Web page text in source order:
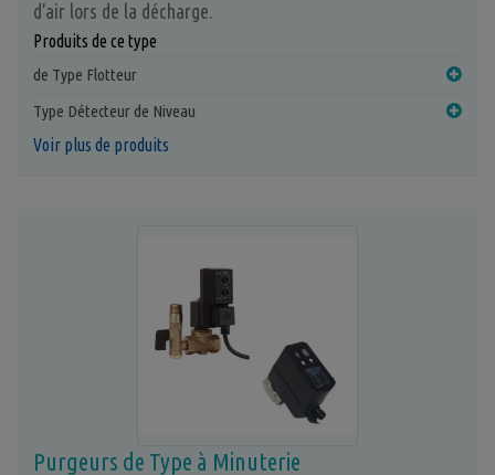
d’air lors de la décharge.
Produits de ce type
de Type Flotteur
Type Détecteur de Niveau
Voir plus de produits
Purgeurs de Type à Minuterie